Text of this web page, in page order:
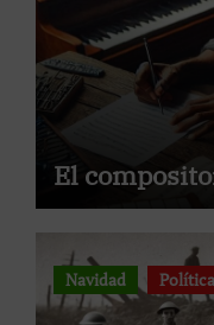
El
Navidad Política